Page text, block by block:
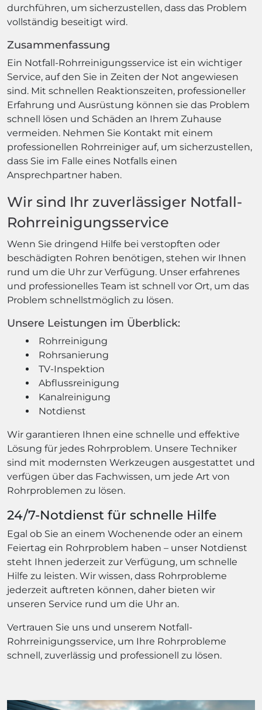
durchführen, um sicherzustellen, dass das Problem
vollständig beseitigt wird.
Zusammenfassung
Ein Notfall-Rohrreinigungsservice ist ein wichtiger
Service, auf den Sie in Zeiten der Not angewiesen
sind. Mit schnellen Reaktionszeiten, professioneller
Erfahrung und Ausrüstung können sie das Problem
schnell lösen und Schäden an Ihrem Zuhause
vermeiden. Nehmen Sie Kontakt mit einem
professionellen Rohrreiniger auf, um sicherzustellen,
dass Sie im Falle eines Notfalls einen
Ansprechpartner haben.
Wir sind Ihr zuverlässiger Notfall-
Rohrreinigungsservice
Wenn Sie dringend Hilfe bei verstopften oder
beschädigten Rohren benötigen, stehen wir Ihnen
rund um die Uhr zur Verfügung. Unser erfahrenes
und professionelles Team ist schnell vor Ort, um das
Problem schnellstmöglich zu lösen.
Unsere Leistungen im Überblick:
Rohrreinigung
Rohrsanierung
TV-Inspektion
Abflussreinigung
Kanalreinigung
Notdienst
Wir garantieren Ihnen eine schnelle und effektive
Lösung für jedes Rohrproblem. Unsere Techniker
sind mit modernsten Werkzeugen ausgestattet und
verfügen über das Fachwissen, um jede Art von
Rohrproblemen zu lösen.
24/7-Notdienst für schnelle Hilfe
Egal ob Sie an einem Wochenende oder an einem
Feiertag ein Rohrproblem haben – unser Notdienst
steht Ihnen jederzeit zur Verfügung, um schnelle
Hilfe zu leisten. Wir wissen, dass Rohrprobleme
jederzeit auftreten können, daher bieten wir
unseren Service rund um die Uhr an.
Vertrauen Sie uns und unserem Notfall-
Rohrreinigungsservice, um Ihre Rohrprobleme
schnell, zuverlässig und professionell zu lösen.